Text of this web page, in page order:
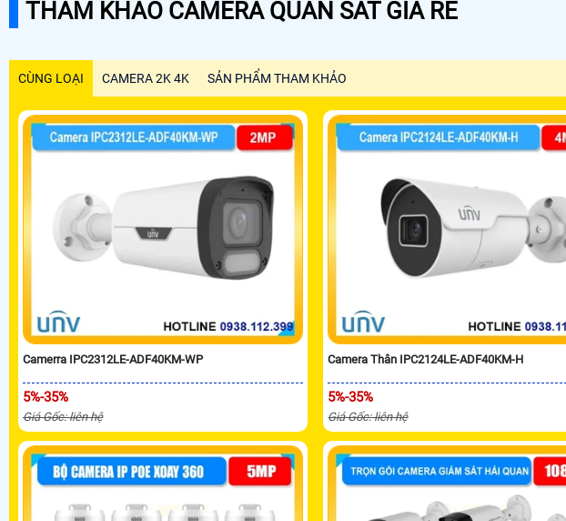
THAM KHẢO CAMERA QUAN SÁT GIÁ RẺ
CÙNG LOẠI CAMERA 2K 4K SẢN PHẨM THAM KHẢO
Camerra IPC2312LE-ADF40KM-WP
5%-35%
Giá Gốc: liên hệ
Camera Thân IPC2124LE-ADF40KM-H
5%-35%
Giá Gốc: liên hệ